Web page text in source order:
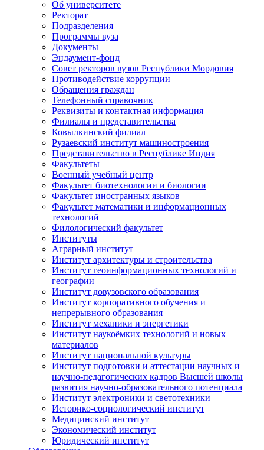
Об университете
Ректорат
Подразделения
Программы вуза
Документы
Эндаумент-фонд
Совет ректоров вузов Республики Мордовия
Противодействие коррупции
Обращения граждан
Телефонный справочник
Реквизиты и контактная информация
Филиалы и представительства
Ковылкинский филиал
Рузаевский институт машиностроения
Представительство в Республике Индия
Факультеты
Военный учебный центр
Факультет биотехнологии и биологии
Факультет иностранных языков
Факультет математики и информационных
технологий
Филологический факультет
Институты
Аграрный институт
Институт архитектуры и строительства
Институт геоинформационных технологий и
географии
Институт довузовского образования
Институт корпоративного обучения и
непрерывного образования
Институт механики и энергетики
Институт наукоёмких технологий и новых
материалов
Институт национальной культуры
Институт подготовки и аттестации научных и
научно-педагогических кадров Высшей школы
развития научно-образовательного потенциала
Институт электроники и светотехники
Историко-социологический институт
Медицинский институт
Экономический институт
Юридический институт